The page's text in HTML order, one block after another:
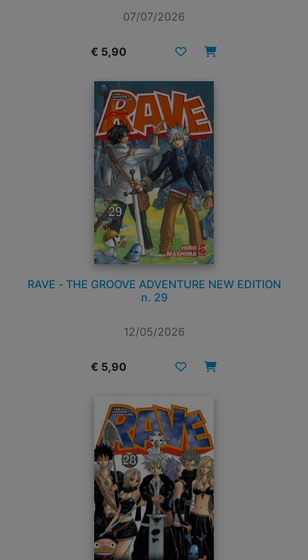
07/07/2026
€ 5,90
RAVE - THE GROOVE ADVENTURE NEW EDITION
n. 29
12/05/2026
€ 5,90